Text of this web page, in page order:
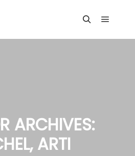
ARCHIVES:
ARTI